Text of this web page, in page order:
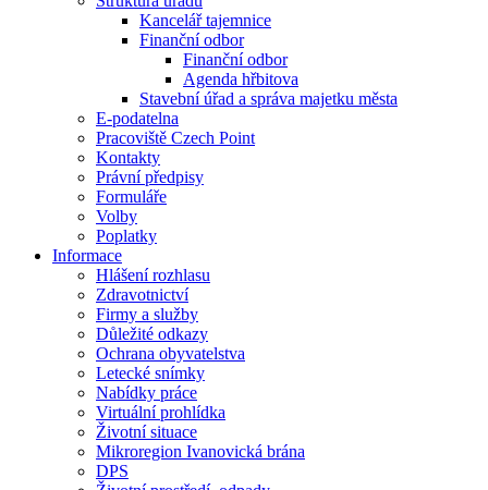
Kancelář tajemnice
Finanční odbor
Finanční odbor
Agenda hřbitova
Stavební úřad a správa majetku města
E-podatelna
Pracoviště Czech Point
Kontakty
Právní předpisy
Formuláře
Volby
Poplatky
Informace
Hlášení rozhlasu
Zdravotnictví
Firmy a služby
Důležité odkazy
Ochrana obyvatelstva
Letecké snímky
Nabídky práce
Virtuální prohlídka
Životní situace
Mikroregion Ivanovická brána
DPS